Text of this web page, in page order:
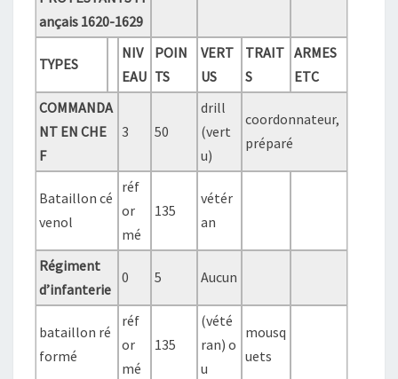
ançais 1620-1629
TYPES
NIV
EAU
POIN
TS
VERT
US
TRAIT
S
ARMES
ETC
COMMANDA
NT EN CHE
F
3 50
drill
(vert
u)
coordonnateur,
préparé
Bataillon cé
venol
réf
or
mé
135
vétér
an
Régiment
d’infanterie
0 5 Aucun
bataillon ré
formé
réf
or
mé
135
(vété
ran) o
u
mousq
uets